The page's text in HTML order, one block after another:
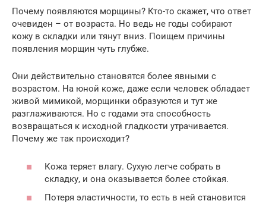
Почему появляются морщины? Кто-то скажет, что ответ
очевиден – от возраста. Но ведь не годы собирают
кожу в складки или тянут вниз. Поищем причины
появления морщин чуть глубже.
Они действительно становятся более явными с
возрастом. На юной коже, даже если человек обладает
живой мимикой, морщинки образуются и тут же
разглаживаются. Но с годами эта способность
возвращаться к исходной гладкости утрачивается.
Почему же так происходит?
Кожа теряет влагу. Сухую легче собрать в
складку, и она оказывается более стойкая.
Потеря эластичности, то есть в ней становится